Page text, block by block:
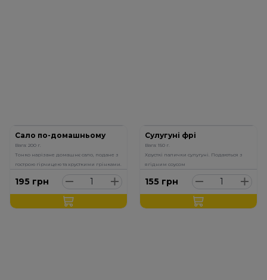
Сало по-домашньому
Вага: 200 г.
Тонко нарізане домашнє сало, подане з
гострою гірчицею та хрусткими грінками.
195 грн
Сулугуні фрі
Вага: 150 г.
Хрусткі палички сулугуні. Подаються з
ягідним соусом
155 грн